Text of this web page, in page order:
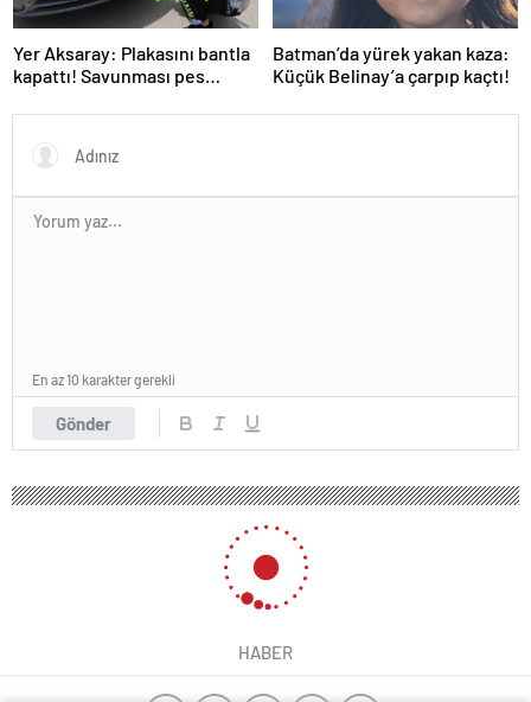
Yer Aksaray: Plakasını bantla
kapattı! Savunması pes
Batman’da yürek yakan kaza:
Küçük Belinay’a çarpıp kaçtı!
Gönder
En az 10 karakter gerekli
HABER